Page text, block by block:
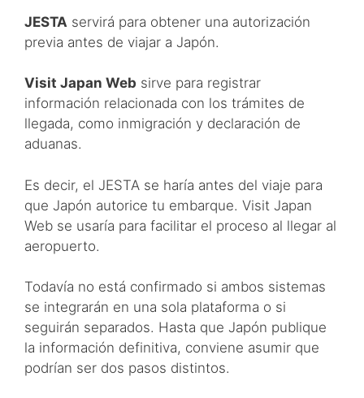
JESTA servirá para obtener una autorización
previa antes de viajar a Japón.
Visit Japan Web sirve para registrar
información relacionada con los trámites de
llegada, como inmigración y declaración de
aduanas.
Es decir, el JESTA se haría antes del viaje para
que Japón autorice tu embarque. Visit Japan
Web se usaría para facilitar el proceso al llegar al
aeropuerto.
Todavía no está confirmado si ambos sistemas
se integrarán en una sola plataforma o si
seguirán separados. Hasta que Japón publique
la información definitiva, conviene asumir que
podrían ser dos pasos distintos.